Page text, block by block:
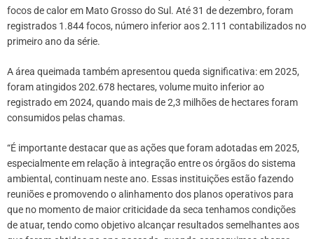
focos de calor em Mato Grosso do Sul. Até 31 de dezembro, foram
registrados 1.844 focos, número inferior aos 2.111 contabilizados no
primeiro ano da série.
A área queimada também apresentou queda significativa: em 2025,
foram atingidos 202.678 hectares, volume muito inferior ao
registrado em 2024, quando mais de 2,3 milhões de hectares foram
consumidos pelas chamas.
“É importante destacar que as ações que foram adotadas em 2025,
especialmente em relação à integração entre os órgãos do sistema
ambiental, continuam neste ano. Essas instituições estão fazendo
reuniões e promovendo o alinhamento dos planos operativos para
que no momento de maior criticidade da seca tenhamos condições
de atuar, tendo como objetivo alcançar resultados semelhantes aos